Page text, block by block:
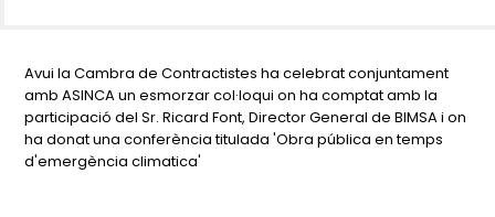
Avui la Cambra de Contractistes ha celebrat conjuntament
amb ASINCA un esmorzar col·loqui on ha comptat amb la
participació del Sr. Ricard Font, Director General de BIMSA i on
ha donat una conferència titulada 'Obra pública en temps
d'emergència climatica'